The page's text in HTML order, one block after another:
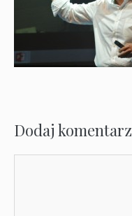
Dodaj komentarz